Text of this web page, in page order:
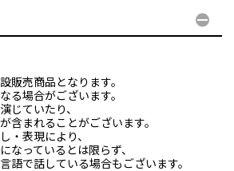
販売商品となります。
る場合がございます。
じていたり、
含まれることがございます。
・表現により、
なっているとは限らず、
語で話している場合もございます。